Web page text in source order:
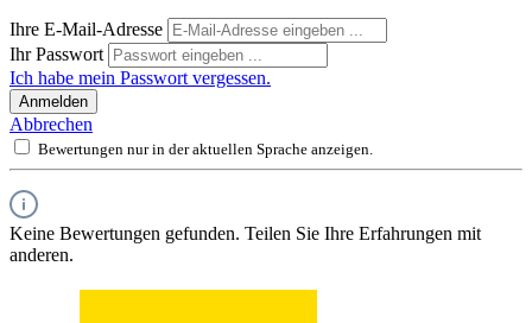
Ihre E-Mail-Adresse
Ihr Passwort
Ich habe mein Passwort vergessen.
Anmelden
Abbrechen
Bewertungen nur in der aktuellen Sprache anzeigen.
Keine Bewertungen gefunden. Teilen Sie Ihre Erfahrungen mit
anderen.